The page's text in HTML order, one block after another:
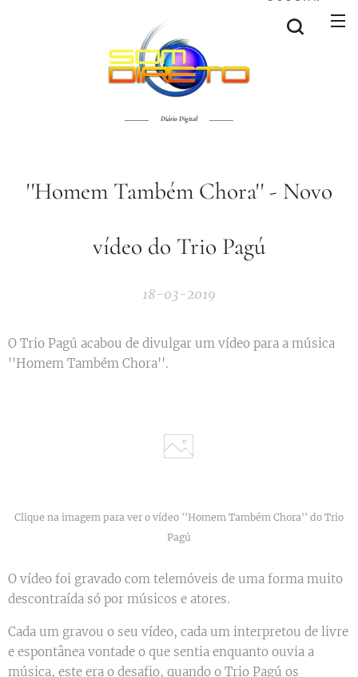
Diário Digital
''Homem Também Chora'' - Novo
vídeo do Trio Pagú
18-03-2019
O Trio Pagú acabou de divulgar um vídeo para a música
''Homem Também Chora''.
Clique na imagem para ver o vídeo ''Homem Também Chora'' do Trio
Pagú
O vídeo foi gravado com telemóveis de uma forma muito
descontraída só por músicos e atores.
Cada um gravou o seu vídeo, cada um interpretou de livre
e espontânea vontade o que sentia enquanto ouvia a
música, este era o desafio, quando o Trio Pagú os